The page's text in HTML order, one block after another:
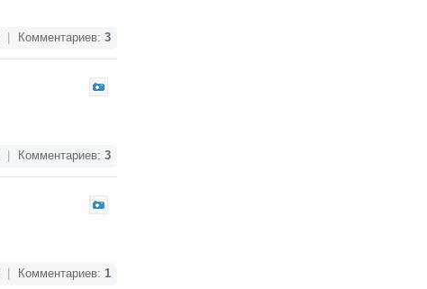
Комментариев: 3
Комментариев: 3
Комментариев: 1